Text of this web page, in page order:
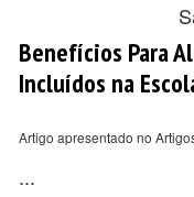
Benefícios Para
Incluídos na
Artigo apresentado no
...